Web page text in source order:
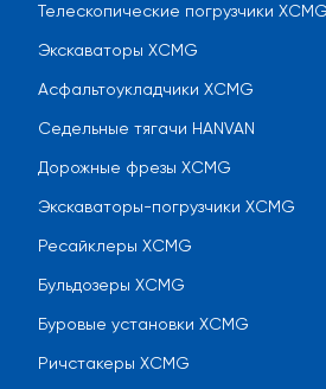
Телескопические погрузчики XCMG
Экскаваторы XCMG
Асфальтоукладчики XCMG
Седельные тягачи HANVAN
Дорожные фрезы XCMG
Экскаваторы-погрузчики XCMG
Ресайклеры XCMG
Бульдозеры XCMG
Буровые установки XCMG
Ричстакеры XCMG